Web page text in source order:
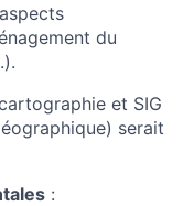
du
et SIG
serait
: